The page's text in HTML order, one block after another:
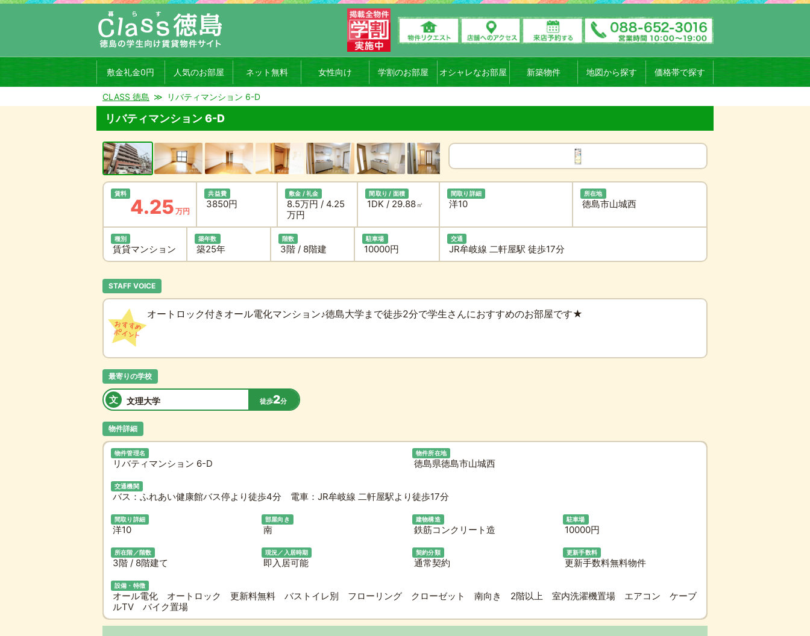
敷金礼金0円 人気のお部屋 ネット無料 女性向け 学割のお部屋 オシャレなお部屋 新築物件 地図から探す 価格帯で探す
CLASS 徳島 リバティマンション 6-D
リバティマンション 6-D
賃料
4.25 万円
共益費
3850円
敷金 / 礼金
8.5万円 / 4.25
万円
間取り / 面積
1DK / 29.88㎡
間取り詳細
洋10
所在地
徳島市山城西
種別
賃貸マンション
築年数
築25年
階数
3階 / 8階建
駐車場
10000円
交通
JR牟岐線 二軒屋駅 徒歩17分
STAFF VOICE
オートロック付きオール電化マンション♪徳島大学まで徒歩2分で学生さんにおすすめのお部屋です★
最寄りの学校
文 文理大学 徒歩2分
物件詳細
物件管理名
リバティマンション 6-D
物件所在地
徳島県徳島市山城西
交通機関
バス：ふれあい健康館バス停より徒歩4分 電車：JR牟岐線 二軒屋駅より徒歩17分
間取り詳細
洋10
部屋向き
南
建物構造
鉄筋コンクリート造
駐車場
10000円
所在階／階数
3階 / 8階建て
現況／入居時期
即入居可能
契約分類
通常契約
更新手数料
更新手数料無料物件
設備・特徴
オール電化 オートロック 更新料無料 バストイレ別 フローリング クローゼット 南向き 2階以上 室内洗濯機置場 エアコン ケーブ
ルTV バイク置場